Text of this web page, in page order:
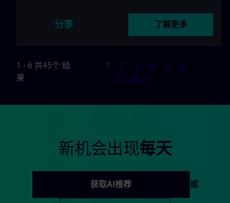
分享 了解更多
1 - 6 共45个 结
果
页1 2 3 4 5
6
下一页 >>
新机会出现每天
获取AI推荐 或